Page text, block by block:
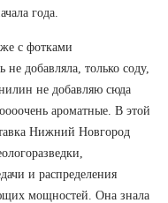
года.
с фотками
добавляла, только соду,
не добавляю сюда
ароматные. В этой
Нижний Новгород
и распределения
мощностей. Она знала